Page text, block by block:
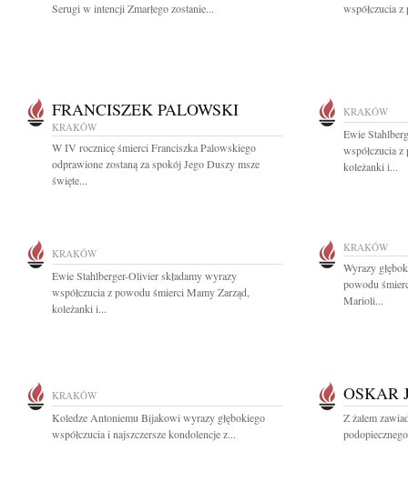
Serugi w intencji Zmarłego zostanie...
współczucia
FRANCISZEK PALOWSKI
KRAKÓW
W IV rocznicę śmierci Franciszka Palowskiego
odprawione zostaną za spokój Jego Duszy msze
święte...
KRAKÓW
Ewie
współczucia
koleżanki i...
KRAKÓW
Ewie Stahlberger-Olivier składamy wyrazy
współczucia z powodu śmierci Mamy Zarząd,
koleżanki i...
KRAKÓW
Wyrazy
powodu
Marioli...
KRAKÓW
Koledze Antoniemu Bijakowi wyrazy głębokiego
współczucia i najszczersze kondolencje z...
OSKAR
Z żalem